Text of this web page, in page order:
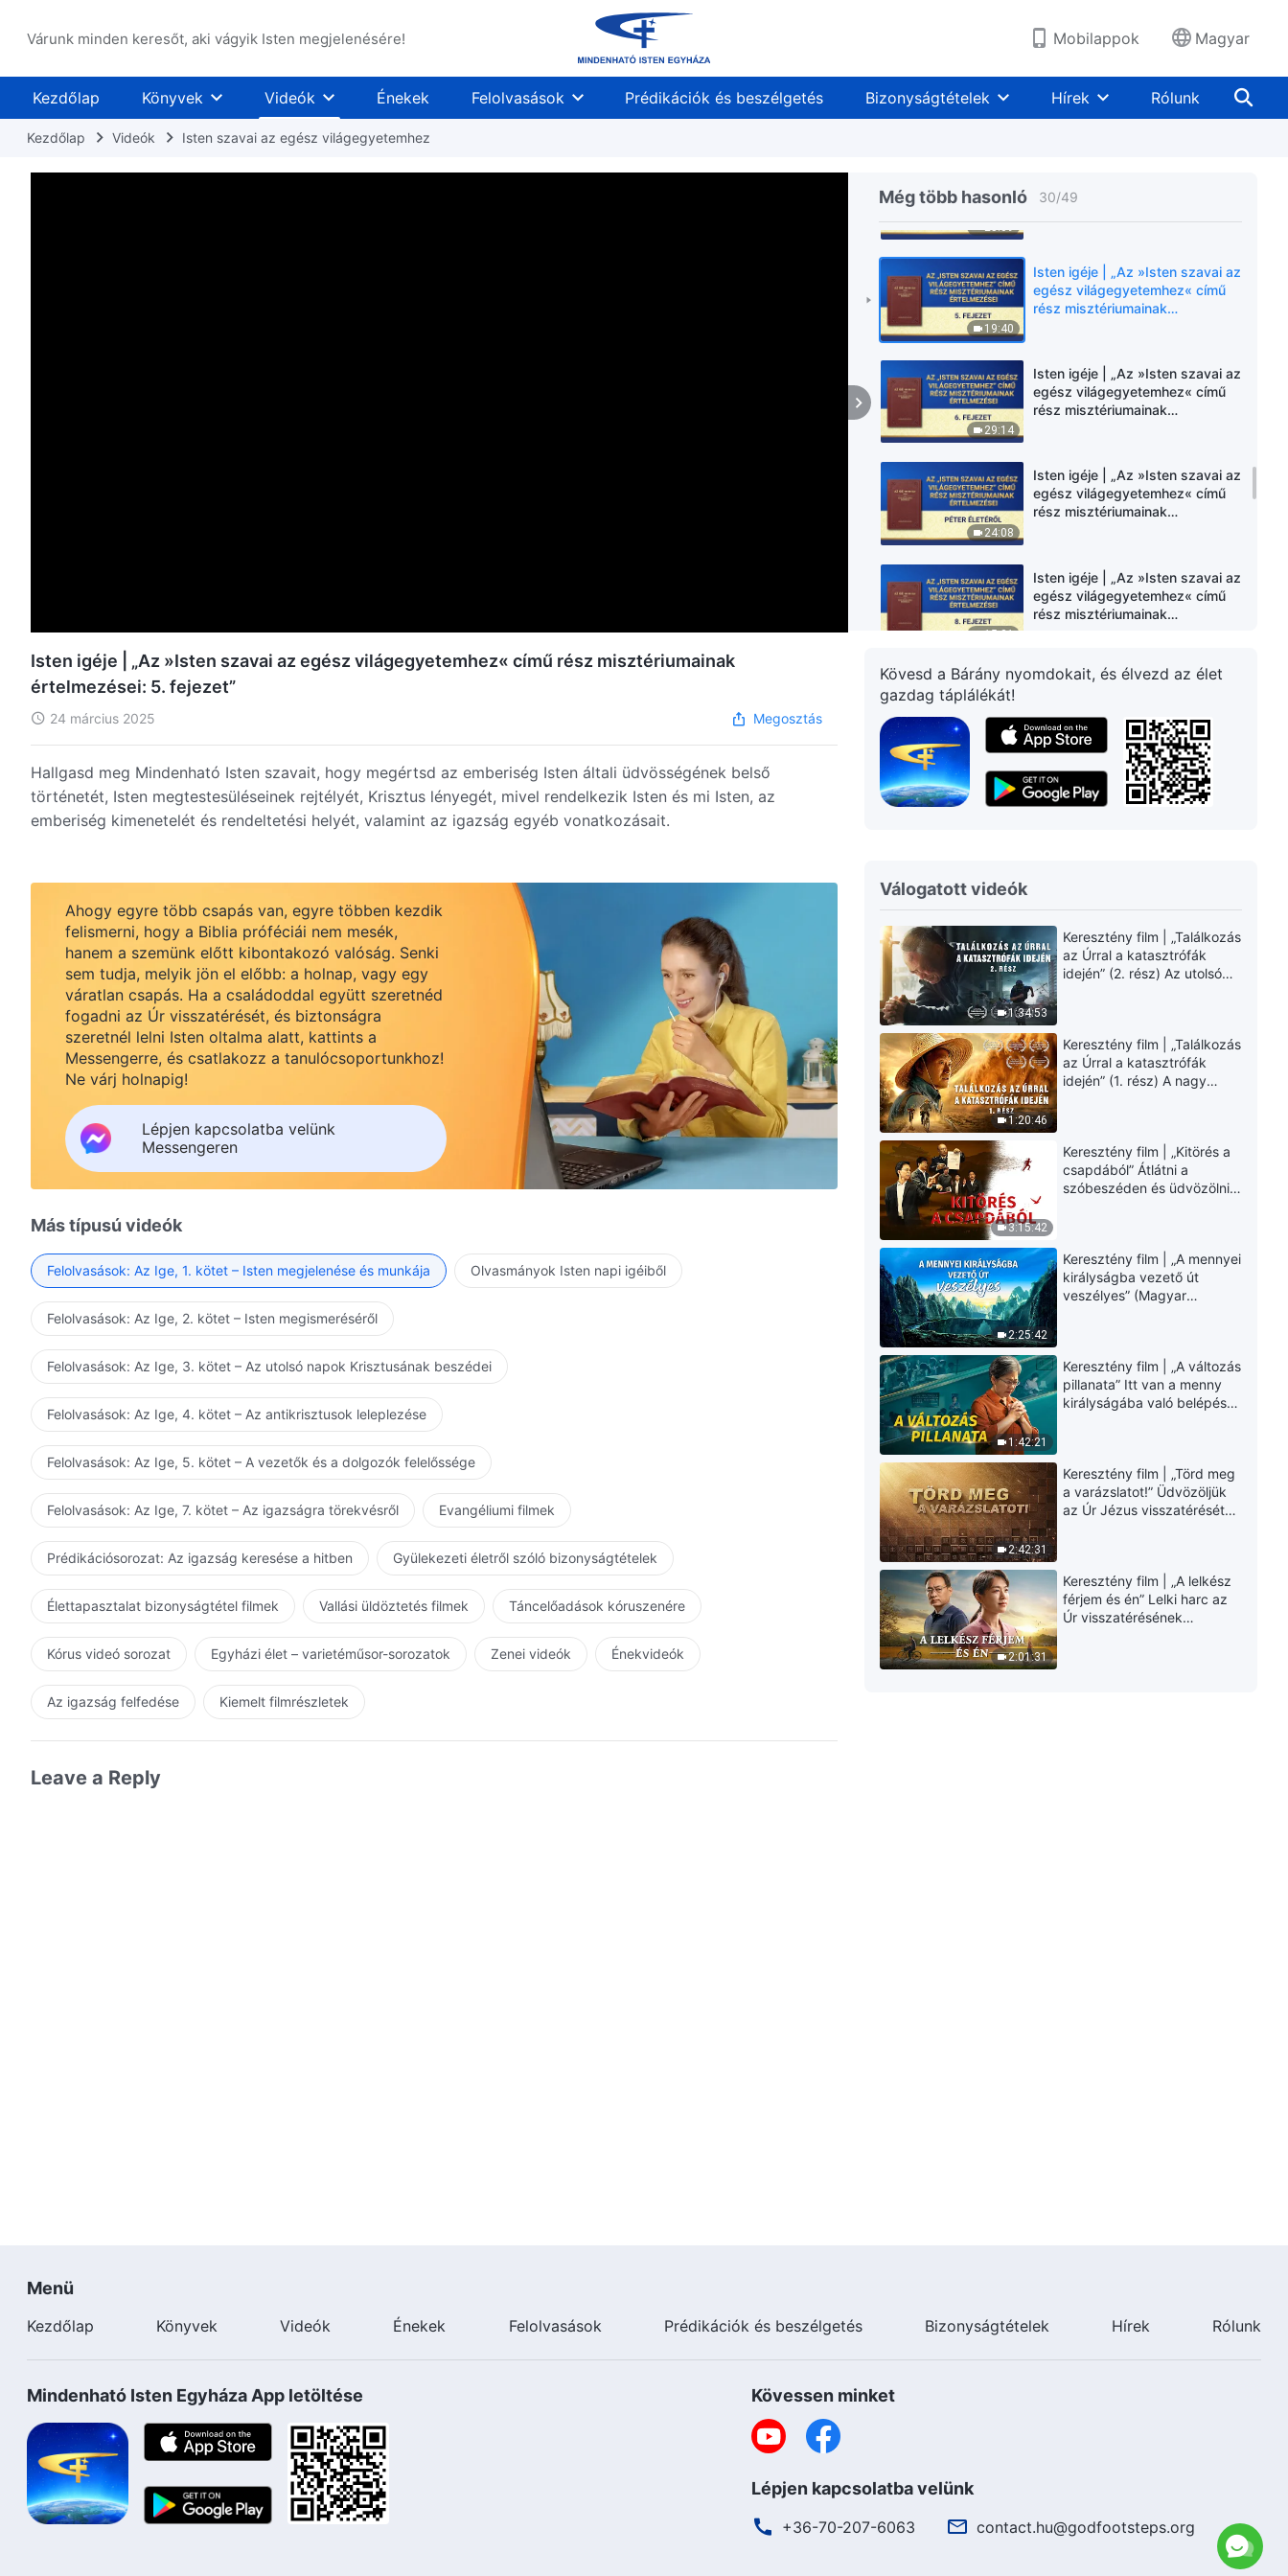
Várunk minden keresőt, aki vágyik Isten megjelenésére! Mobilappok Magyar
Kezdőlap Könyvek Videók Énekek Felolvasások Prédikációk és beszélgetés Bizonyságtételek Hírek Rólunk
Kezdőlap Videók Isten szavai az egész világegyetemhez
Még több hasonló 30/49
rész misztériumainak
értelmezései: 1. fejezet”
25:09
egész világegyetemhez« című
rész misztériumainak
értelmezései: 3. fejezet”
19:40
Isten igéje | „Az »Isten szavai az
egész világegyetemhez« című
rész misztériumainak
29:14
Isten igéje | „Az »Isten szavai az
egész világegyetemhez« című
rész misztériumainak
24:08
Isten igéje | „Az »Isten szavai az
egész világegyetemhez« című
rész misztériumainak
15:31
Isten igéje | „Az »Isten szavai az
egész világegyetemhez« című
rész misztériumainak
26:12
Isten igéje | „Az »Isten szavai az
rész misztériumainak
értelmezései: 9. fejezet”
Isten igéje | „Az »Isten szavai az
egész világegyetemhez« című
23:50
értelmezései: 10. fejezet”
24:15
Isten igéje | „Az »Isten szavai az
egész világegyetemhez« című
rész misztériumainak
értelmezései: 11. fejezet”
9:40
Isten igéje | „Az »Isten szavai az
egész világegyetemhez« című
rész misztériumainak
értelmezései – Kiegészítés: 2.
fejezet”
33:52
Isten igéje | „Az »Isten szavai az
egész világegyetemhez« című
rész misztériumainak
értelmezései: 12. fejezet”
25:56
Isten igéje | „Az »Isten szavai az
egész világegyetemhez« című
rész misztériumainak
értelmezései: 16. fejezet”
Isten igéje | „Az »Isten szavai az egész világegyetemhez« című rész misztériumainak
értelmezései: 5. fejezet”
24 március 2025 Megosztás
Hallgasd meg Mindenható Isten szavait, hogy megértsd az emberiség Isten általi üdvösségének belső
történetét, Isten megtestesüléseinek rejtélyét, Krisztus lényegét, mivel rendelkezik Isten és mi Isten, az
emberiség kimenetelét és rendeltetési helyét, valamint az igazság egyéb vonatkozásait.
Ahogy egyre több csapás van, egyre többen kezdik
felismerni, hogy a Biblia próféciái nem mesék,
hanem a szemünk előtt kibontakozó valóság. Senki
sem tudja, melyik jön el előbb: a holnap, vagy egy
váratlan csapás. Ha a családoddal együtt szeretnéd
fogadni az Úr visszatérését, és biztonságra
szeretnél lelni Isten oltalma alatt, kattints a
Messengerre, és csatlakozz a tanulócsoportunkhoz!
Ne várj holnapig!
Lépjen kapcsolatba velünk
Messengeren
Más típusú videók
Felolvasások: Az Ige, 1. kötet – Isten megjelenése és munkája Olvasmányok Isten napi igéiből
Felolvasások: Az Ige, 2. kötet – Isten megismeréséről
Felolvasások: Az Ige, 3. kötet – Az utolsó napok Krisztusának beszédei
Felolvasások: Az Ige, 4. kötet – Az antikrisztusok leleplezése
Felolvasások: Az Ige, 5. kötet – A vezetők és a dolgozók felelőssége
Felolvasások: Az Ige, 7. kötet – Az igazságra törekvésről Evangéliumi filmek
Prédikációsorozat: Az igazság keresése a hitben Gyülekezeti életről szóló bizonyságtételek
Élettapasztalat bizonyságtétel filmek Vallási üldöztetés filmek Táncelőadások kóruszenére
Kórus videó sorozat Egyházi élet – varietéműsor-sorozatok Zenei videók Énekvideók
Az igazság felfedése Kiemelt filmrészletek
Leave a Reply
Kövesd a Bárány nyomdokait, és élvezd az élet
gazdag táplálékát!
Válogatott videók
1:34:53
Keresztény film | „Találkozás
az Úrral a katasztrófák
idején” (2. rész) Az utolsó
országába? (Magyar
szinkron)
1:20:46
Keresztény film | „Találkozás
az Úrral a katasztrófák
idején” (1. rész) A nagy
3:15:42
Keresztény film | „Kitörés a
csapdából” Átlátni a
szóbeszéden és üdvözölni
2:25:42
Keresztény film | „A mennyei
királyságba vezető út
veszélyes” (Magyar
1:42:21
Keresztény film | „A változás
pillanata” Itt van a menny
királyságába való belépés
2:42:31
Keresztény film | „Törd meg
a varázslatot!” Üdvözöljük
az Úr Jézus visszatérését
2:01:31
Keresztény film | „A lelkész
férjem és én” Lelki harc az
Úr visszatérésének
Menü
Kezdőlap Könyvek Videók Énekek Felolvasások Prédikációk és beszélgetés Bizonyságtételek Hírek Rólunk
Mindenható Isten Egyháza App letöltése Kövessen minket
Lépjen kapcsolatba velünk
+36-70-207-6063 contact.hu@godfootsteps.org